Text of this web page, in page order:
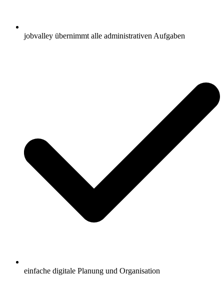
jobvalley übernimmt alle administrativen Aufgaben
einfache digitale Planung und Organisation